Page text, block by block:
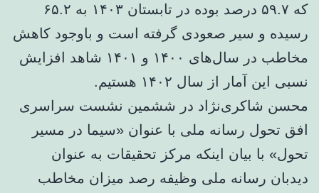
که ۵۹.۷ درصد بوده در تابستان ۱۴۰۳ به ۶۵.۲
رسیده و سیر صعودی گرفته است و باوجود کاهش
مخاطب در سال‌های ۱۴۰۰ و ۱۴۰۱ شاهد افزایش
نسبی این آمار از سال ۱۴۰۲ هستیم.
محسن شاکری‌نژاد در ششمین نشست سراسری
افق تحول رسانه ملی با عنوان «سیما در مسیر
تحول» با بیان اینکه مرکز تحقیقات به‌ عنوان
دیدبان رسانه ملی وظیفه رصد میزان مخاطب